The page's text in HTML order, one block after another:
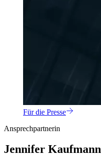
Für die Presse
Ansprechpartnerin
Jennifer Kaufmann